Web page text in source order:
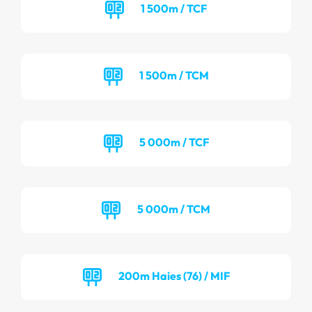
1 500m / TCF
1 500m / TCM
5 000m / TCF
5 000m / TCM
200m Haies (76) / MIF